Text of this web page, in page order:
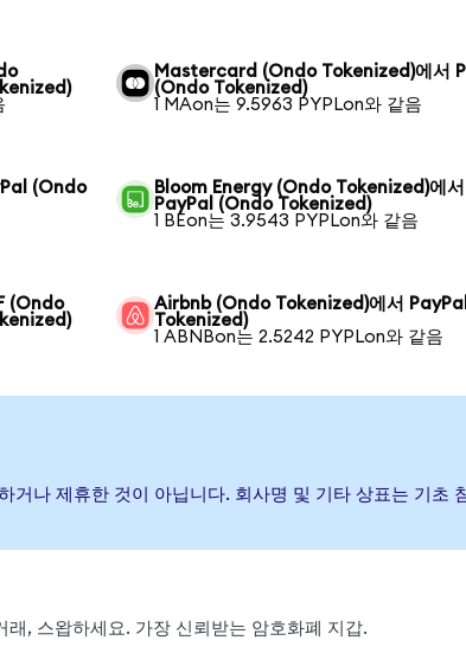
Mastercard (Ondo Tokenized)에서
(Ondo Tokenized)
1 MAon는 9.5963 PYPLon와 같음
(Ondo
Bloom Energy (Ondo Tokenized)에서
PayPal (Ondo Tokenized)
1 BEon는 3.9543 PYPLon와 같음
(Ondo
Airbnb (Ondo Tokenized)에서
Tokenized)
1 ABNBon는 2.5242 PYPLon와 같음
거나 제휴한 것이 아닙니다. 회사명 및 기타 상표는 기초
, 스왑하세요. 가장 신뢰받는 암호화폐 지갑.